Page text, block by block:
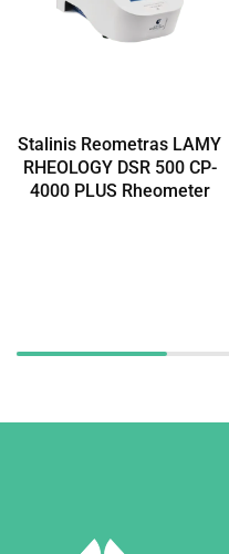
Stalinis Reometras LAMY
RHEOLOGY DSR 500 CP-
4000 PLUS Rheometer